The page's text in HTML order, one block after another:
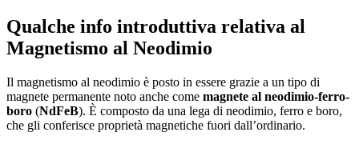
Qualche info introduttiva relativa al
Magnetismo al Neodimio
Il magnetismo al neodimio è posto in essere grazie a un tipo di
magnete permanente noto anche come magnete al neodimio-ferro-
boro (NdFeB). È composto da una lega di neodimio, ferro e boro,
che gli conferisce proprietà magnetiche fuori dall’ordinario.